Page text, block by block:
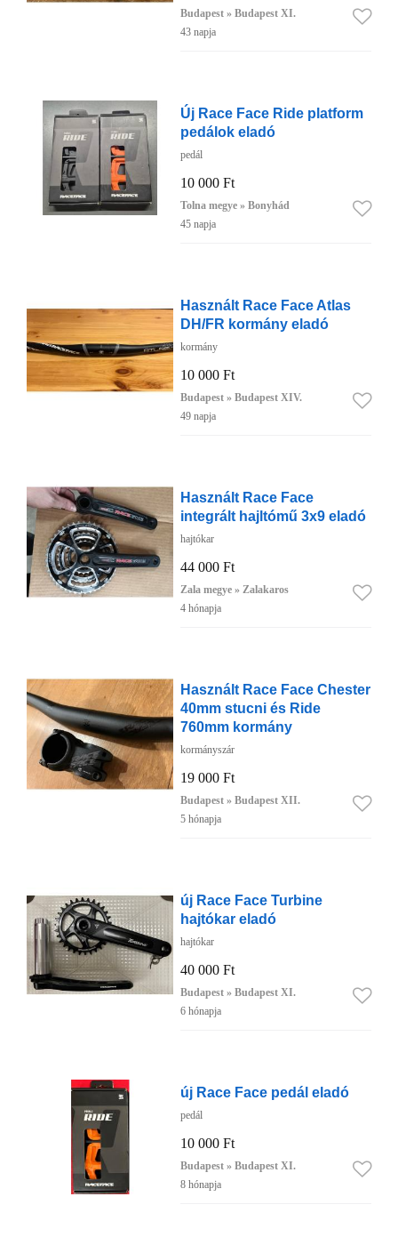
Budapest » Budapest XI.
43 napja
Új Race Face Ride platform
pedálok eladó
pedál
10 000 Ft
Tolna megye » Bonyhád
45 napja
Használt Race Face Atlas
DH/FR kormány eladó
kormány
10 000 Ft
Budapest » Budapest XIV.
49 napja
Használt Race Face
integrált hajltómű 3x9 eladó
hajtókar
44 000 Ft
Zala megye » Zalakaros
4 hónapja
Használt Race Face Chester
40mm stucni és Ride
760mm kormány
kormányszár
19 000 Ft
Budapest » Budapest XII.
5 hónapja
új Race Face Turbine
hajtókar eladó
hajtókar
40 000 Ft
Budapest » Budapest XI.
6 hónapja
új Race Face pedál eladó
pedál
10 000 Ft
Budapest » Budapest XI.
8 hónapja